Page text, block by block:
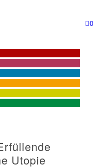
0
Utopie